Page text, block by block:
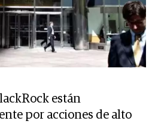
están
por acciones de alto